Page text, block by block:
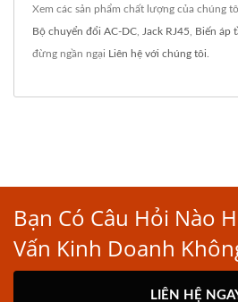
Xem các sản phẩm chất lượng của chúng
Bộ chuyển đổi AC-DC Jack RJ45 Biến áp
đừng ngần ngại Liên hệ với chúng tôi
Bạn Có Câu Hỏi Nào
Vấn Kinh Doanh
LIÊN HỆ